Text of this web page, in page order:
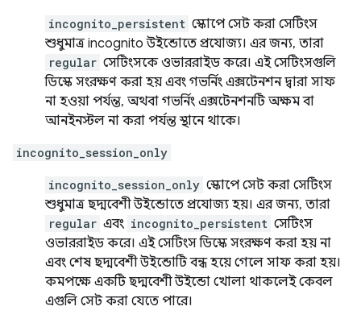
incognito_persistent স্কোপে সেট করা সেটিংস
শুধুমাত্র incognito উইন্ডোতে প্রযোজ্য। এর জন্য, তারা
regular সেটিংসকে ওভাররাইড করে। এই সেটিংসগুলি
ডিস্কে সংরক্ষণ করা হয় এবং গভর্নিং এক্সটেনশন দ্বারা সাফ
না হওয়া পর্যন্ত, অথবা গভর্নিং এক্সটেনশনটি অক্ষম বা
আনইনস্টল না করা পর্যন্ত স্থানে থাকে।
incognito_session_only
incognito_session_only স্কোপে সেট করা সেটিংস
শুধুমাত্র ছদ্মবেশী উইন্ডোতে প্রযোজ্য হয়। এর জন্য, তারা
regular এবং incognito_persistent সেটিংস
ওভাররাইড করে। এই সেটিংস ডিস্কে সংরক্ষণ করা হয় না
এবং শেষ ছদ্মবেশী উইন্ডোটি বন্ধ হয়ে গেলে সাফ করা হয়।
কমপক্ষে একটি ছদ্মবেশী উইন্ডো খোলা থাকলেই কেবল
এগুলি সেট করা যেতে পারে।